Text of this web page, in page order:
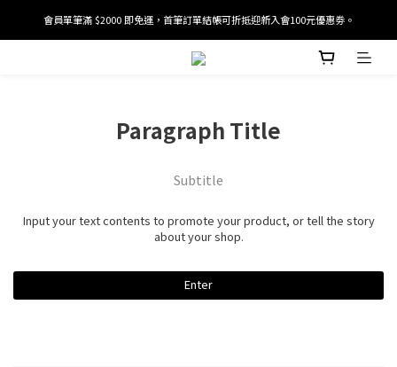
加入/驗證會員並綁定電話號碼，即可獲得百元購物金2張。
會員單筆滿 $2000 即免運，首筆訂單結帳可折抵迎新入會100元優惠劵。
加入/驗證會員並綁定電話號碼，即可獲得百元購物金2張。
Paragraph Title
Subtitle
Input your text contents to promote your product, or tell the story
about your shop.
Enter